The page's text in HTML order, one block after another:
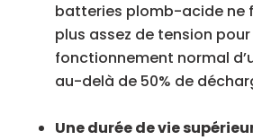
batteries plomb-acide ne
plus assez de tension pour
fonctionnement normal
au-delà de 50% de
Une durée de vie